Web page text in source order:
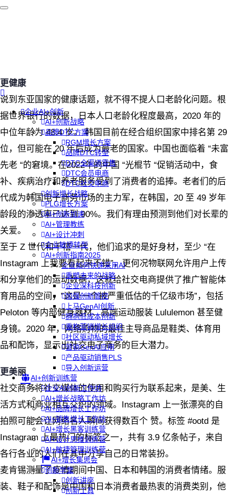
企业AI+创新
AI+创新战略
品牌DTC方案
RGM增长方案
品牌DTC转型
DTC全渠道零售
DTC会员电商
DTC社交电商
创新增长战略
PLG增长方案
AI+创新加速
AI+管理教练
AI+设计冲刺
企业敏捷转型
AI+创新指南2025
企业如何快速采用AI
重塑未来的战略
企业深科技创新
加强创新管控
上马GenAI创新
拥抱低成本创新
重构营销增长组织
社区驱动私域增长
营销GenAI应用
产品驱动销售PLS
导入创新运营
AI+创新训练营
企业AI创新工作坊
AI+增长战略工作坊
AI+品牌增长工作坊
AI+销售增长工作坊
AI+增长黑客训练营
AI+设计思维训练营
AI+敏捷管理训练营
AI+增长集思会
创新学堂
创新讲座
创新工具
更健康
说到东亚国家的健康话题，就不得不提人口老龄化问题。根
据世界银行的数据，日本人口老龄化程度最高，2020 年的
中位年龄为 48.4 岁。 韩国目前在经合组织国家中排名第 29
位，但可能在 20 年后成为最老的国家。中国也面临着 “未富
先老 “的窘境。在2022年的中国 “光棍节 “促销活动中，食
补、疾病治疗和养老服务受到了消费者的追捧。老者们的后
代成为韩国电子商务市场的主力军，在韩国，20 至 49 岁年
龄段的渗透率已达到 90%。我们有理由预测到他们对长辈的
关爱。
至于 Z 世代和千禧一代，他们追求的是好身材，至少 “在
Instagram 上我要看起来不错”，更何况物联网允许用户上传
和分享他们的运动数据，这就给社交电商提供了推广智能体
育用品的空间，”这是一个被严重低估的千亿级市场”，包括
Peloton 等内部健身器材、高端运动服装 Lululemon 甚至健
身镜。2020 年，网络购物的最佳主导商品是鞋类、体育用
品和配饰，显示出社交电子商务的巨大潜力。
更美丽
社交商务将社交媒体的使用和购买行为联系起来，是美、生
活方式和商业相互交织的领域。Instagram 上一张漂亮的自
拍照可能会让网络名人瞬间获得数百个 赞。标签 #ootd 是
Instagram 上最热门的标签之一，共有 3.9 亿条帖子，来自
各行各业的人们在其中分享自己的日常装扮。
麦肯锡测量了疫情期间中国、日本和韩国的消费者情绪。服
装、鞋子和配饰是中国和日本消费者最热衷的消费类别，他